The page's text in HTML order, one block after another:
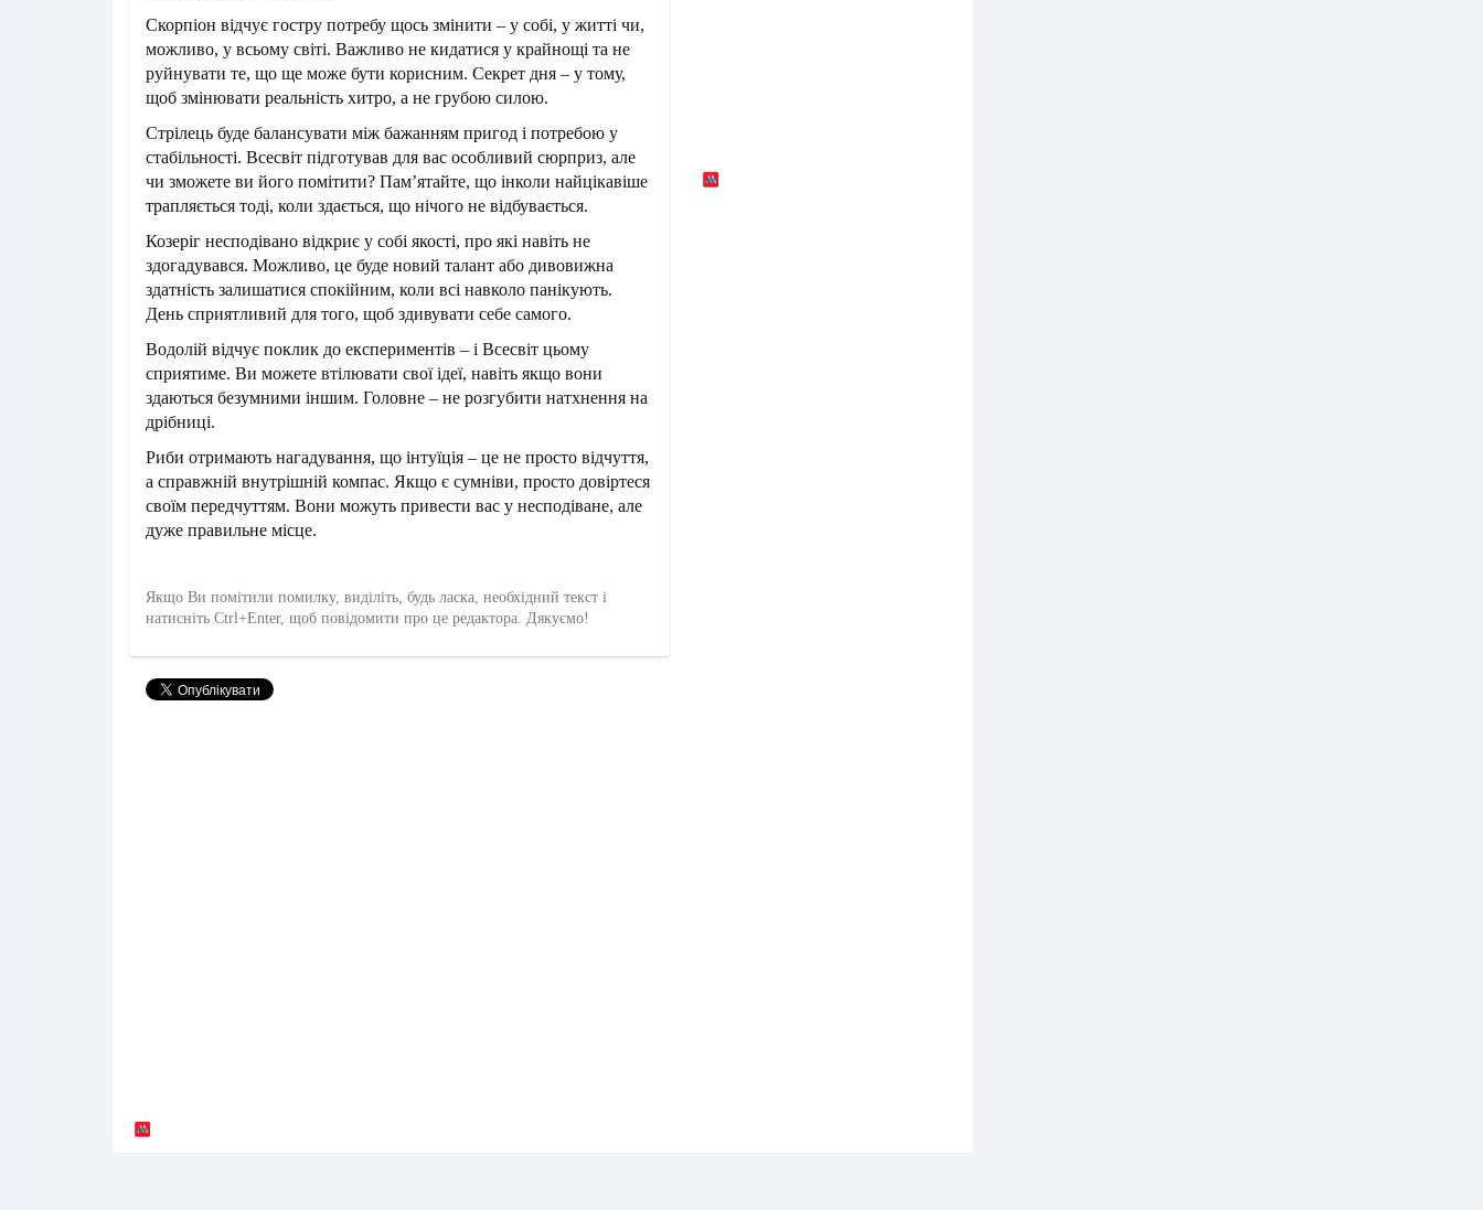
Скорпіон відчує гостру потребу щось змінити – у собі, у житті чи,
можливо, у всьому світі. Важливо не кидатися у крайнощі та не
руйнувати те, що ще може бути корисним. Секрет дня – у тому,
щоб змінювати реальність хитро, а не грубою силою.
Стрілець буде балансувати між бажанням пригод і потребою у
стабільності. Всесвіт підготував для вас особливий сюрприз, але
чи зможете ви його помітити? Пам’ятайте, що інколи найцікавіше
трапляється тоді, коли здається, що нічого не відбувається.
Козеріг несподівано відкриє у собі якості, про які навіть не
здогадувався. Можливо, це буде новий талант або дивовижна
здатність залишатися спокійним, коли всі навколо панікують.
День сприятливий для того, щоб здивувати себе самого.
Водолій відчує поклик до експериментів – і Всесвіт цьому
сприятиме. Ви можете втілювати свої ідеї, навіть якщо вони
здаються безумними іншим. Головне – не розгубити натхнення на
дрібниці.
Риби отримають нагадування, що інтуїція – це не просто відчуття,
а справжній внутрішній компас. Якщо є сумніви, просто довіртеся
своїм передчуттям. Вони можуть привести вас у несподіване, але
дуже правильне місце.
Якщо Ви помітили помилку, виділіть, будь ласка, необхідний текст і
натисніть Ctrl+Enter, щоб повідомити про це редактора. Дякуємо!